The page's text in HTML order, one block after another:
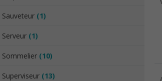
Sauveteur (1)
Serveur (1)
Sommelier (10)
Superviseur (13)